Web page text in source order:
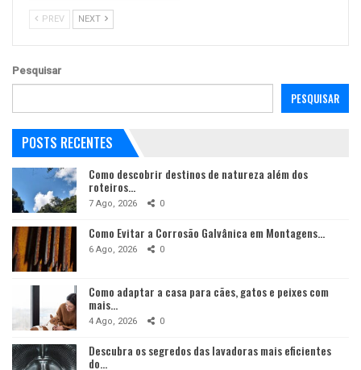
PREV NEXT
Pesquisar
PESQUISAR
POSTS RECENTES
Como descobrir destinos de natureza além dos
roteiros…
7 Ago, 2026 0
Como Evitar a Corrosão Galvânica em Montagens…
6 Ago, 2026 0
Como adaptar a casa para cães, gatos e peixes com
mais…
4 Ago, 2026 0
Descubra os segredos das lavadoras mais eficientes
do…